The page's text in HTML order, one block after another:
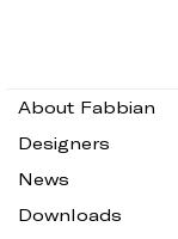
About Fabbian
Designers
News
Downloads